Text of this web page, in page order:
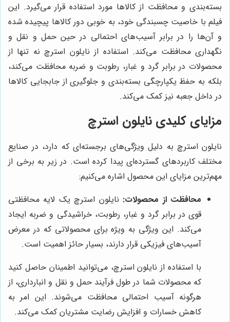
بسته‌بندی و محافظت از کالاها مورد استفاده قرار می‌گیرد. این
فیلم با خاصیت چسبندگی خود، به خوبی دور کالاها پیچیده شده
و آن‌ها را در برابر آسیب‌های احتمالی در حین حمل و نقل و
نگهداری محافظت می‌کند. استفاده از نایلون استرچ نه تنها از
محصولات در برابر گرد و غبار، رطوبت و ضربه محافظت می‌کند،
بلکه به حفظ یکپارچگی بسته‌بندی و جلوگیری از جابجایی کالاها
در داخل جعبه نیز کمک می‌کند.
مزایای کلیدی نایلون استرچ
نایلون استرچ به دلیل ویژگی‌های برجسته‌ای که دارد، در صنایع
مختلف کاربردهای گسترده‌ای پیدا کرده است. در زیر به برخی از
مهم‌ترین مزایای این محصول اشاره می‌کنیم:
محافظت از محصولات: نایلون استرچ یک لایه محافظتی
قوی در برابر گرد و غبار، رطوبت، خراشیدگی و ضربه ایجاد
می‌کند. این ویژگی به ویژه برای محصولاتی که در معرض
آسیب‌های فیزیکی قرار دارند، بسیار حائز اهمیت است.
با استفاده از نایلون استرچ، می‌توانید اطمینان حاصل کنید
که محصولات شما در طول فرآیند حمل و نقل و انبارداری، از
هرگونه آسیب احتمالی محافظت می‌شوند. این امر به
کاهش خسارات و افزایش رضایت مشتریان کمک می‌کند.